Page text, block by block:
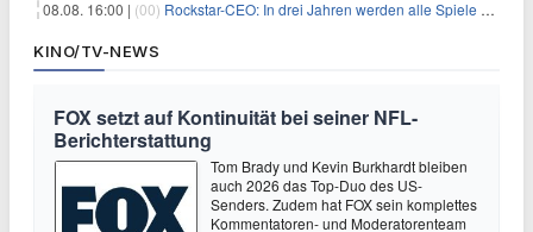
08.08. 16:00 | (00) Rockstar-CEO: In drei Jahren werden alle Spiele gestreamt
KINO/TV-NEWS
FOX setzt auf Kontinuität bei seiner NFL-
Berichterstattung
Tom Brady und Kevin Burkhardt bleiben
auch 2026 das Top-Duo des US-
Senders. Zudem hat FOX sein komplettes
Kommentatoren- und Moderatorenteam